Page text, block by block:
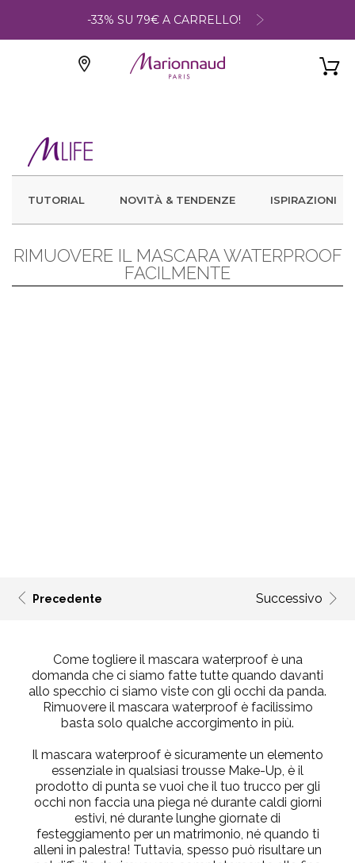
-33% SU 79€ A CARRELLO!
TUTORIAL NOVITÀ & TENDENZE ISPIRAZIONI
RIMUOVERE IL MASCARA WATERPROOF
FACILMENTE
Precedente Successivo
Come togliere il mascara waterproof è una
domanda che ci siamo fatte tutte quando davanti
allo specchio ci siamo viste con gli occhi da panda.
Rimuovere il mascara waterproof è facilissimo
basta solo qualche accorgimento in più.
Il mascara waterproof è sicuramente un elemento
essenziale in qualsiasi trousse Make-Up, è il
prodotto di punta se vuoi che il tuo trucco per gli
occhi non faccia una piega né durante caldi giorni
estivi, né durante lunghe giornate di
festeggiamento per un matrimonio, né quando ti
alleni in palestra! Tuttavia, spesso può risultare un